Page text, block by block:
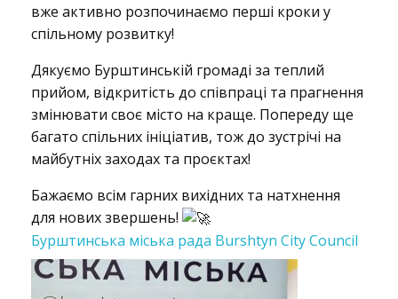
о
е
н
е
вже активно розпочинаємо перші кроки у
спільному розвитку!
Дякуємо Бурштинській громаді за теплий
прийом, відкритість до співпраці та прагнення
змінювати своє місто на краще. Попереду ще
багато спільних ініціатив, тож до зустрічі на
майбутніх заходах та проєктах!
Бажаємо всім гарних вихідних та натхнення
для нових звершень!
Бурштинська міська рада Burshtyn City Council